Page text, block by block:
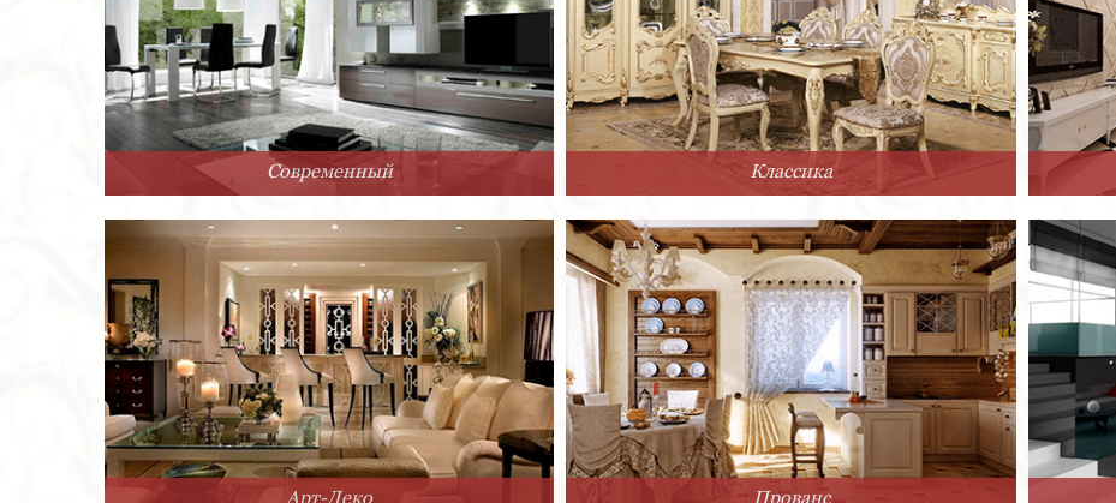
Современный Классика
Арт-Деко Прованс